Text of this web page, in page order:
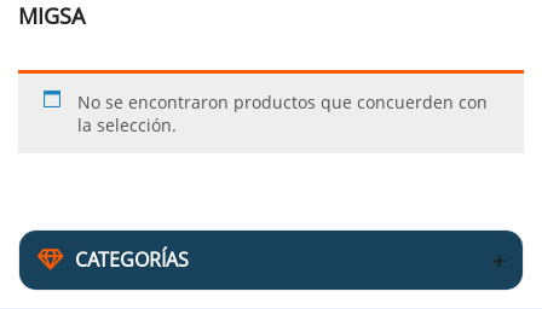
CATEGORÍAS
MIGSA
No se encontraron productos que concuerden con
la selección.